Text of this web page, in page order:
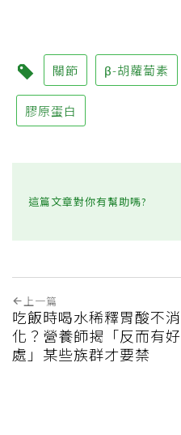
關節 β-胡蘿蔔素
膠原蛋白
這篇文章對你有幫助嗎?
上一篇
吃飯時喝水稀釋胃酸不消
化？營養師揭「反而有好
處」某些族群才要禁